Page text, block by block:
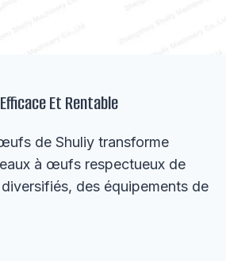
Et Rentable
de Shuliy transforme
à œufs respectueux de
des équipements de